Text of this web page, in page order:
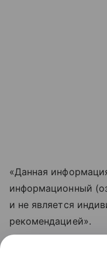
«Данная
информационный
и не является
рекомендацией».